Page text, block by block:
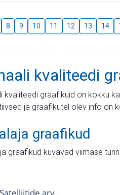
8 9 10 11 12 13 14
kvaliteedi
kvaliteedi graafikuid on kokku
ja graafikutel olev info on
graafikud
graafikud kuvavad viimase